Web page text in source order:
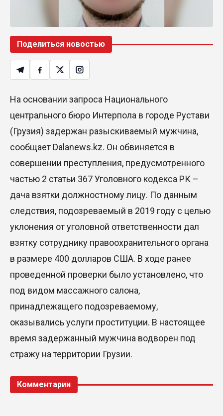
Поделиться новостью
На основании запроса Национального
центрального бюро Интерпола в городе Рустави
(Грузия) задержан разыскиваемый мужчина,
сообщает Dalanews.kz. Он обвиняется в
совершении преступления, предусмотренного
частью 2 статьи 367 Уголовного кодекса РК –
дача взятки должностному лицу. По данным
следствия, подозреваемый в 2019 году с целью
уклонения от уголовной ответственности дал
взятку сотруднику правоохранительного органа
в размере 400 долларов США. В ходе ранее
проведенной проверки было установлено, что
под видом массажного салона,
принадлежащего подозреваемому,
оказывались услуги проституции. В настоящее
время задержанный мужчина водворен под
стражу на территории Грузии.
Комментарии